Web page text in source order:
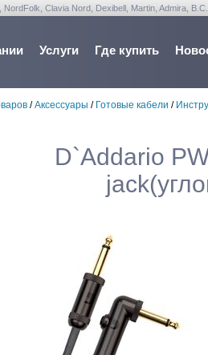
Clavia Nord, Dexibell, Martin, Admira,
Услуги Где купить
/Аксессуары / Готовые кабели /
D`Addario